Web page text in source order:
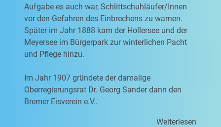
Aufgabe es auch war, Schlittschuhläufer/Innen
vor den Gefahren des Einbrechens zu warnen.
Später im Jahr 1888 kam der Hollersee und der
Meyersee im Bürgerpark zur winterlichen Pacht
und Pflege hinzu.
Im Jahr 1907 gründete der damalige
Oberregierungsrat Dr. Georg Sander dann den
Bremer Eisverein e.V..
Weiterlesen